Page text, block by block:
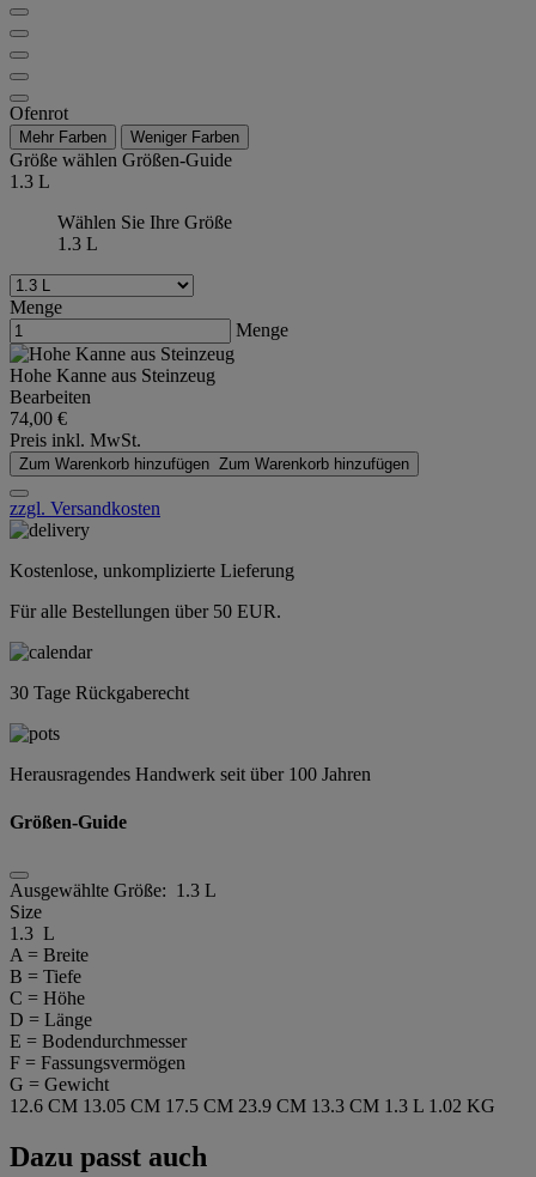
Ofenrot
Mehr Farben Weniger Farben
Größe wählen Größen-Guide
1.3 L
Wählen Sie Ihre Größe
1.3 L
Menge
Menge
Hohe Kanne aus Steinzeug
Bearbeiten
74,00 €
Preis inkl. MwSt.
Zum Warenkorb hinzufügen Zum Warenkorb hinzufügen
zzgl. Versandkosten
Kostenlose, unkomplizierte Lieferung
Für alle Bestellungen über 50 EUR.
30 Tage Rückgaberecht
Herausragendes Handwerk seit über 100 Jahren
Größen-Guide
Ausgewählte Größe: 1.3 L
Size
1.3 L
A = Breite
B = Tiefe
C = Höhe
D = Länge
E = Bodendurchmesser
F = Fassungsvermögen
G = Gewicht
12.6 CM 13.05 CM 17.5 CM 23.9 CM 13.3 CM 1.3 L 1.02 KG
Dazu passt auch